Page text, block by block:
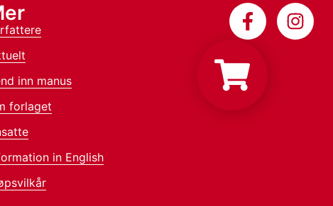
inn manus
forlaget
in English